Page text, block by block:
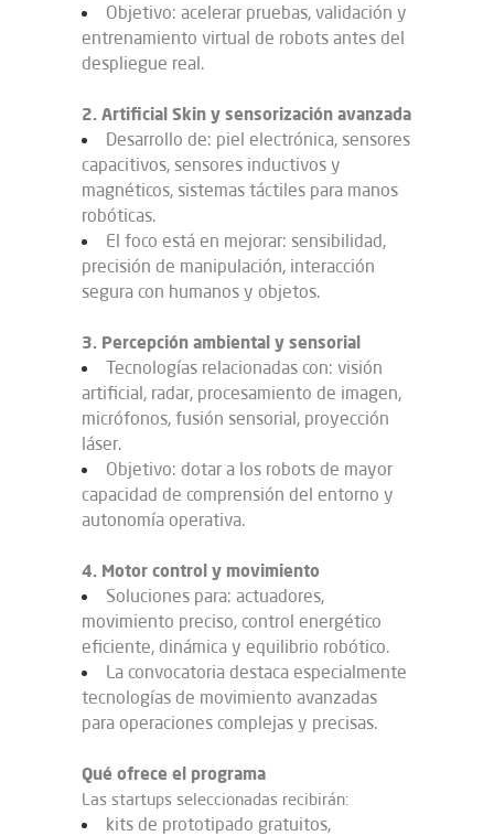
Objetivo: acelerar pruebas, validación y
entrenamiento virtual de robots antes del
despliegue real.
2. Artificial Skin y sensorización avanzada
Desarrollo de: piel electrónica, sensores
capacitivos, sensores inductivos y
magnéticos, sistemas táctiles para manos
robóticas.
El foco está en mejorar: sensibilidad,
precisión de manipulación, interacción
segura con humanos y objetos.
3. Percepción ambiental y sensorial
Tecnologías relacionadas con: visión
artificial, radar, procesamiento de imagen,
micrófonos, fusión sensorial, proyección
láser.
Objetivo: dotar a los robots de mayor
capacidad de comprensión del entorno y
autonomía operativa.
4. Motor control y movimiento
Soluciones para: actuadores,
movimiento preciso, control energético
eficiente, dinámica y equilibrio robótico.
La convocatoria destaca especialmente
tecnologías de movimiento avanzadas
para operaciones complejas y precisas.
Qué ofrece el programa
Las startups seleccionadas recibirán:
kits de prototipado gratuitos,